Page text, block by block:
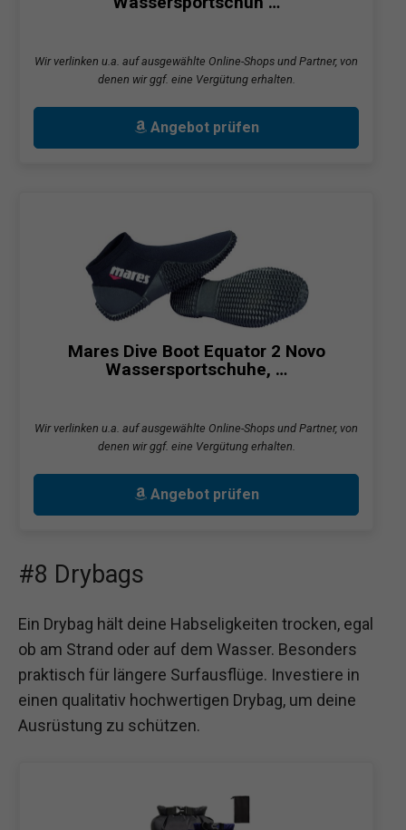
Wir verlinken u.a. auf ausgewählte Online-Shops und Partner, von
denen wir ggf. eine Vergütung erhalten.
Angebot prüfen
Mares Dive Boot Equator 2 Novo
Wassersportschuhe, …
Wir verlinken u.a. auf ausgewählte Online-Shops und Partner, von
denen wir ggf. eine Vergütung erhalten.
Angebot prüfen
#8 Drybags
Ein Drybag hält deine Habseligkeiten trocken, egal
ob am Strand oder auf dem Wasser. Besonders
praktisch für längere Surfausflüge. Investiere in
einen qualitativ hochwertigen Drybag, um deine
Ausrüstung zu schützen.